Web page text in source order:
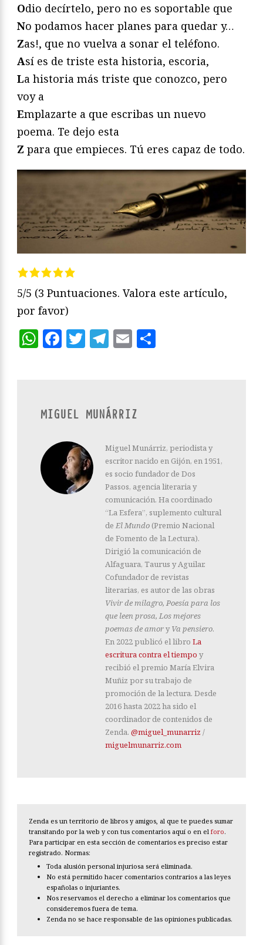
Odio decírtelo, pero no es soportable que
No podamos hacer planes para quedar y…
Zas!, que no vuelva a sonar el teléfono.
Así es de triste esta historia, escoria,
La historia más triste que conozco, pero
voy a
Emplazarte a que escribas un nuevo
poema. Te dejo esta
Z para que empieces. Tú eres capaz de todo.
5/5 (3 Puntuaciones. Valora este artículo,
por favor)
WhatsApp
Facebook
Twitter
Telegram
Email
MIGUEL MUNÁRRIZ
Miguel Munárriz, periodista y
escritor nacido en Gijón, en 1951,
es socio fundador de Dos
Passos, agencia literaria y
comunicación. Ha coordinado
“La Esfera”, suplemento cultural
de El Mundo (Premio Nacional
de Fomento de la Lectura).
Dirigió la comunicación de
Alfaguara, Taurus y Aguilar.
Cofundador de revistas
literarias, es autor de las obras
Vivir de milagro, Poesía para los
que leen prosa, Los mejores
poemas de amoryVa pensiero.
En 2022 publicó el libro La
escritura contra el tiempo y
recibió el premio María Elvira
Muñiz por su trabajo de
promoción de la lectura. Desde
2016 hasta 2022 ha sido el
coordinador de contenidos de
Zenda. @miguel_munarriz /
miguelmunarriz.com
Zenda es un territorio de libros y amigos, al que te puedes sumar
transitando por la web y con tus comentarios aquí o en el foro.
Para participar en esta sección de comentarios es preciso estar
registrado. Normas:
Toda alusión personal injuriosa será eliminada.
No está permitido hacer comentarios contrarios a las leyes
españolas o injuriantes.
Nos reservamos el derecho a eliminar los comentarios que
consideremos fuera de tema.
Zenda no se hace responsable de las opiniones publicadas.